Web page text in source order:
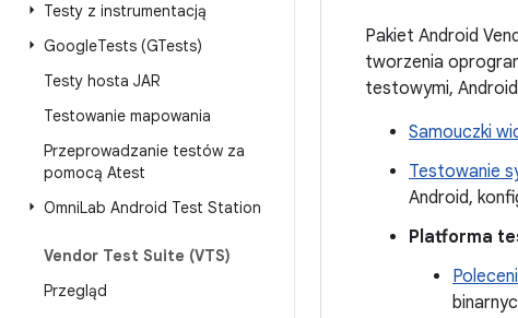
Testy z instrumentacją
GoogleTests (GTests)
Testy hosta JAR
Testowanie mapowania
Przeprowadzanie testów za
pomocą Atest
OmniLab Android Test Station
Vendor Test Suite (VTS)
Przegląd
Pakiet Android
tworzenia
testowymi,
Samouczki
Testowanie
Android,
Platforma